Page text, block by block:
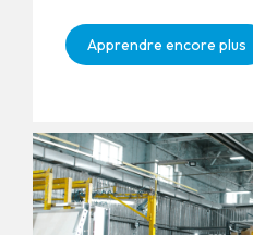
Apprendre encore plus